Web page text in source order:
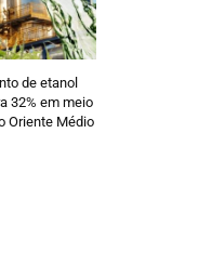
de etanol
32% em meio
Oriente Médio